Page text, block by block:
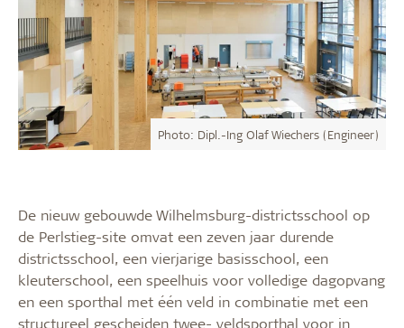
Photo: Dipl.-Ing Olaf Wiechers (Engineer)
De nieuw gebouwde Wilhelmsburg-districtsschool op
de Perlstieg-site omvat een zeven jaar durende
districtsschool, een vierjarige basisschool, een
kleuterschool, een speelhuis voor volledige dagopvang
en een sporthal met één veld in combinatie met een
structureel gescheiden twee- veldsporthal voor in